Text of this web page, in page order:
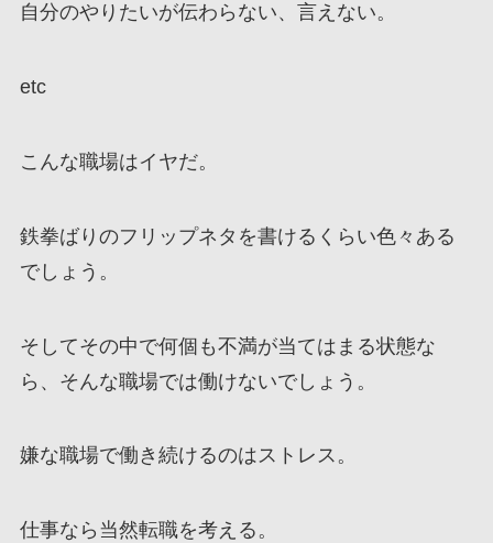
自分のやりたいが伝わらない、言えない。
etc
こんな職場はイヤだ。
鉄拳ばりのフリップネタを書けるくらい色々ある
でしょう。
そしてその中で何個も不満が当てはまる状態な
ら、そんな職場では働けないでしょう。
嫌な職場で働き続けるのはストレス。
仕事なら当然転職を考える。